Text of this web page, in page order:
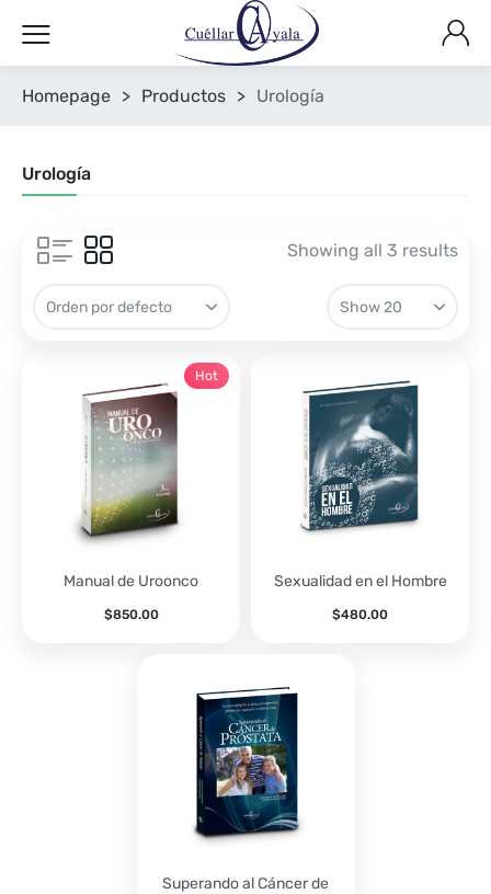
Homepage > Productos > Urología
Urología
Showing all 3 results
Manual de Uroonco
$850.00
Hot
Sexualidad en el Hombre
$480.00
Superando al Cáncer de